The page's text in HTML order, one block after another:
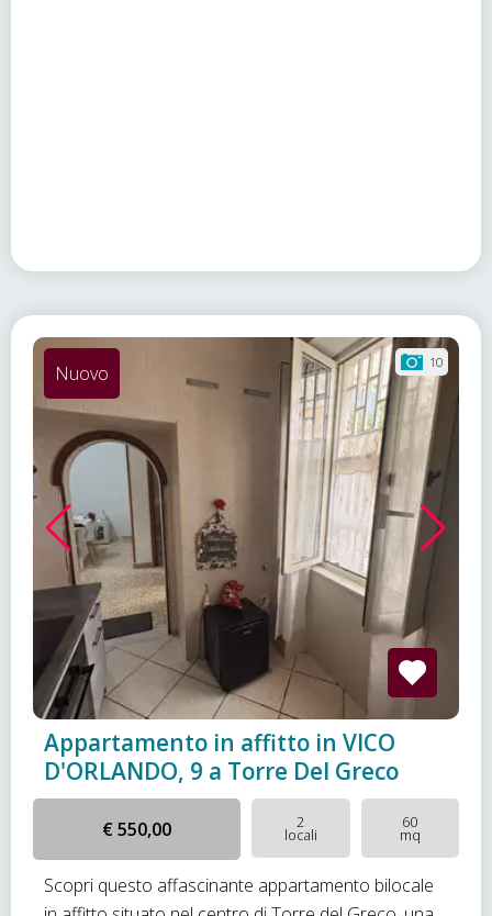
10
Nuovo
Appartamento in affitto in VICO
D'ORLANDO, 9 a Torre Del Greco
€ 550,00 2
locali
60
mq
Scopri questo affascinante appartamento bilocale